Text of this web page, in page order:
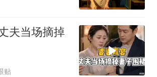
夫当场摘掉
贴